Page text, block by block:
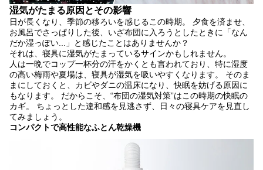
湿気がたまる原因とその影響
日が長くなり、季節の移ろいを感じるこの時期。 夕食を済ませ、
お風呂でさっぱりした後、いざ布団に入ろうとしたときに「なん
だか湿っぽい...」と感じたことはありませんか？
それは、寝具に湿気がたまっているサインかもしれません。
人は一晩でコップ一杯分の汗をかくとも言われており、 特に湿度
の高い梅雨や夏場は、寝具が湿気を吸いやすくなります。
そのま
まにしておくと、カビやダニの温床になり、快眠を妨げる原因に
もなります。 だからこそ、“布団の湿気対策”はこの時期の快眠の
カギ。 ちょっとした違和感を見逃さず、日々の寝具ケアを見直し
てみましょう。
コンパクトで高性能なふとん乾燥機